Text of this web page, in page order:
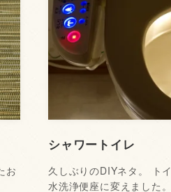
お
シャワートイレ
久しぶりのDIYネタ。 ト
水洗浄便座に変えました